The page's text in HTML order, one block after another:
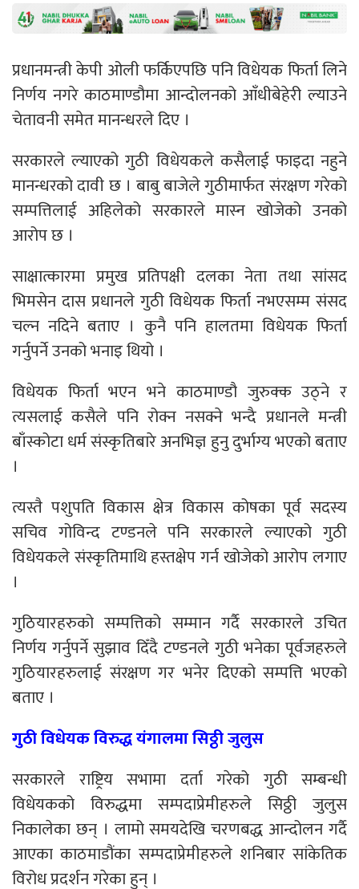
प्रधानमन्त्री केपी ओली फर्किएपछि पनि विधेयक फिर्ता लिने
निर्णय नगरे काठमाण्डौमा आन्दोलनको आँधीबेहेरी ल्याउने
चेतावनी समेत मानन्धरले दिए ।
सरकारले ल्याएको गुठी विधेयकले कसैलाई फाइदा नहुने
मानन्धरको दावी छ । बाबु बाजेले गुठीमार्फत संरक्षण गरेको
सम्पत्तिलाई अहिलेको सरकारले मास्न खोजेको उनको
आरोप छ ।
साक्षात्कारमा प्रमुख प्रतिपक्षी दलका नेता तथा सांसद
भिमसेन दास प्रधानले गुठी विधेयक फिर्ता नभएसम्म संसद
चल्न नदिने बताए । कुनै पनि हालतमा विधेयक फिर्ता
गर्नुपर्ने उनको भनाइ थियो ।
विधेयक फिर्ता भएन भने काठमाण्डौ जुरुक्क उठ्ने र
त्यसलाई कसैले पनि रोक्न नसक्ने भन्दै प्रधानले मन्त्री
बाँस्कोटा धर्म संस्कृतिबारे अनभिज्ञ हुनु दुर्भाग्य भएको बताए
।
त्यस्तै पशुपति विकास क्षेत्र विकास कोषका पूर्व सदस्य
सचिव गोविन्द टण्डनले पनि सरकारले ल्याएको गुठी
विधेयकले संस्कृतिमाथि हस्तक्षेप गर्न खोजेको आरोप लगाए
।
गुठियारहरुको सम्पत्तिको सम्मान गर्दै सरकारले उचित
निर्णय गर्नुपर्ने सुझाव दिँदै टण्डनले गुठी भनेका पूर्वजहरुले
गुठियारहरुलाई संरक्षण गर भनेर दिएको सम्पत्ति भएको
बताए ।
गुठी विधेयक विरुद्ध यंगालमा सिठ्ठी जुलुस
सरकारले राष्ट्रिय सभामा दर्ता गरेको गुठी सम्बन्धी
विधेयकको विरुद्धमा सम्पदाप्रेमीहरुले सिठ्ठी जुलुस
निकालेका छन् । लामो समयदेखि चरणबद्ध आन्दोलन गर्दै
आएका काठमाडौंका सम्पदाप्रेमीहरुले शनिबार सांकेतिक
विरोध प्रदर्शन गरेका हुन् ।